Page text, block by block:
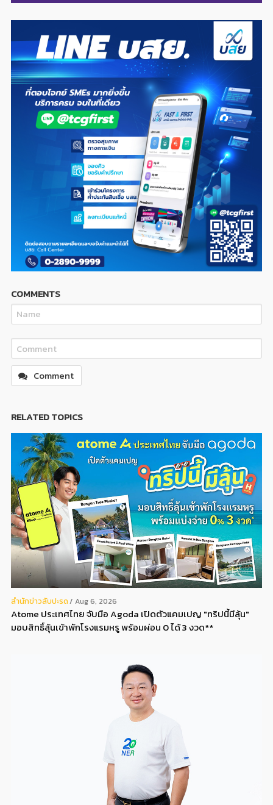
COMMENTS
Comment
RELATED TOPICS
สํานักข่าวสับปะรด Aug 6, 2026
Atome ประเทศไทย จับมือ Agoda เปิดตัวแคมเปญ "ทริปนี้มีลุ้น"
มอบสิทธิ์ลุ้นเข้าพักโรงแรมหรู พร้อมผ่อน 0 ได้ 3 งวด**